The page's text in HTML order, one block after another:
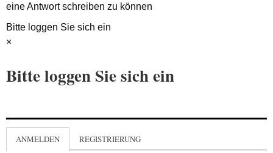
eine Antwort schreiben zu können
Bitte loggen Sie sich ein
×
Bitte loggen Sie sich ein
ANMELDEN REGISTRIERUNG